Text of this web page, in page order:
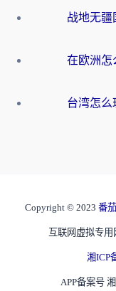
Copyright © 2023 番
互联网虚拟专
湘ICP
APP备案号